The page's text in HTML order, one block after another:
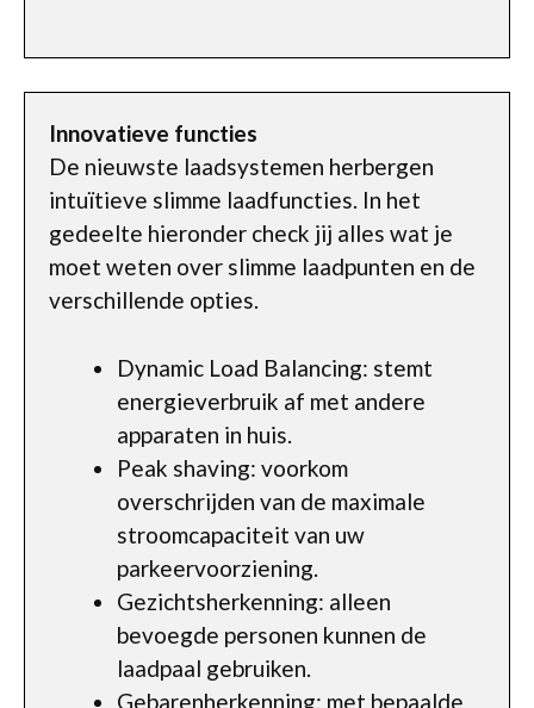
Innovatieve functies
De nieuwste laadsystemen herbergen
intuïtieve slimme laadfuncties. In het
gedeelte hieronder check jij alles wat je
moet weten over slimme laadpunten en de
verschillende opties.
Dynamic Load Balancing: stemt
energieverbruik af met andere
apparaten in huis.
Peak shaving: voorkom
overschrijden van de maximale
stroomcapaciteit van uw
parkeervoorziening.
Gezichtsherkenning: alleen
bevoegde personen kunnen de
laadpaal gebruiken.
Gebarenherkenning: met bepaalde